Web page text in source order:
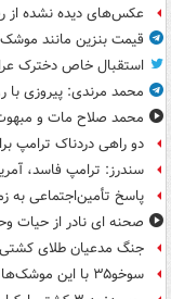
عکس‌های دیده نشده از
قیمت بنزین مانند موشک
استقبال خاص دخترک
محمد مرندی: پیروزی
محمد صلاح مات و مبهوت
دو راهی دردناک ترامپ
سندرز: ترامپ فاسد،
پاسخ تأمین‌اجتماعی به
صحنه ای نادر از حیات
جنگ مدعیان طلای کشتی
سوخو۳۵ با این موشک‌ها به ناوهای‌جنگی حمله می‌کند